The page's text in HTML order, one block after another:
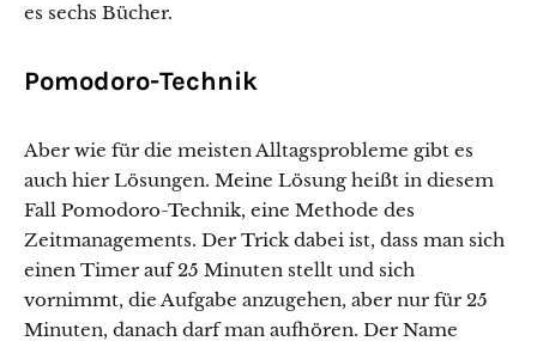
es sechs Bücher.
Pomodoro-Technik
Aber wie für die meisten Alltagsprobleme gibt es
auch hier Lösungen. Meine Lösung heißt in diesem
Fall Pomodoro-Technik, eine Methode des
Zeitmanagements. Der Trick dabei ist, dass man sich
einen Timer auf 25 Minuten stellt und sich
vornimmt, die Aufgabe anzugehen, aber nur für 25
Minuten, danach darf man aufhören. Der Name